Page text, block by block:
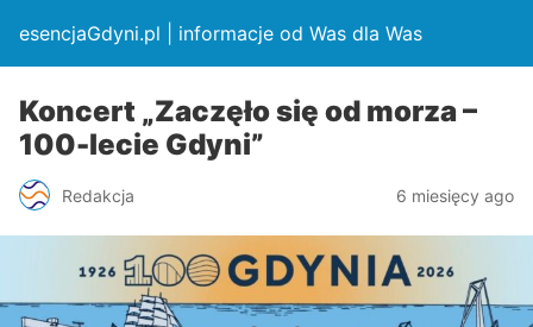
esencjaGdyni.pl | informacje od Was dla Was
Koncert „Zaczęło się od morza –
100-lecie Gdyni”
Redakcja 6 miesięcy ago